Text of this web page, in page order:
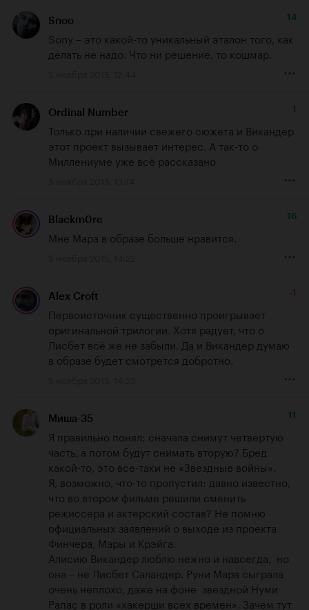
Snoo 14
Sony – это какой-то уникальный эталон того, как
делать не надо. Что ни решение, то кошмар.
Ordinal Number 1
Только при наличии свежего сюжета и Викандер
этот проект вызывает интерес. А так-то о
Миллениуме уже всё рассказано
Blackm0re 16
Мне Мара в образе больше нравится.
Alex Croft -1
Первоисточник существенно проигрывает
оригинальной трилогии. Хотя радует, что о
Лисбет всё же не забыли. Да и Викандер думаю
в образе будет смотрется добротно.
Миша-35 11
Я правильно понял: сначала снимут четвертую
часть, а потом будут снимать вторую? Бред
какой-то, это все-таки не «Звездные войны».
Я, возможно, что-то пропустил: давно известно,
что во втором фильме решили сменить
режиссера и актерский состав? Не помню
официальных заявлений о выходе из проекта
Финчера, Мары и Крэйга.
Алисию Викандер люблю нежно и навсегда,  но
она – не Лисбет Саландер. Руни Мара сыграла
очень неплохо, даже на фоне  звездной Нуми
Рапас в роли «хакерши всех времен». Зачем тут